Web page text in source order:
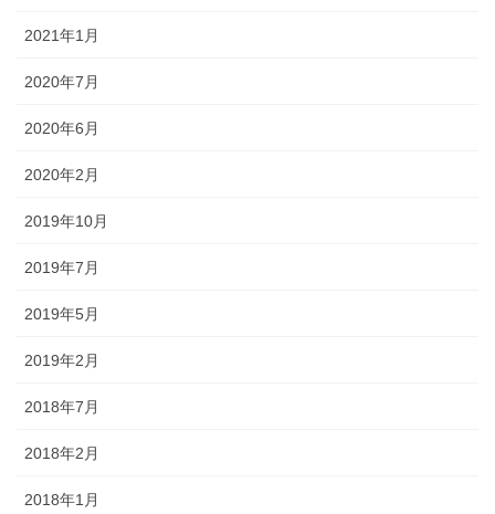
2021年1月
2020年7月
2020年6月
2020年2月
2019年10月
2019年7月
2019年5月
2019年2月
2018年7月
2018年2月
2018年1月